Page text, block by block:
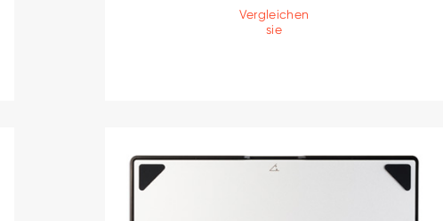
Vergleichen
sie